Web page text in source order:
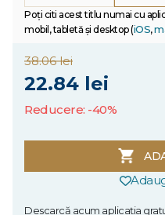
Poți citi acest titlu numai cu
mobil, tabletă și desktop (iOS,
38.06 lei
22.84 lei
Reducere: -40%
Descarcă acum aplicația